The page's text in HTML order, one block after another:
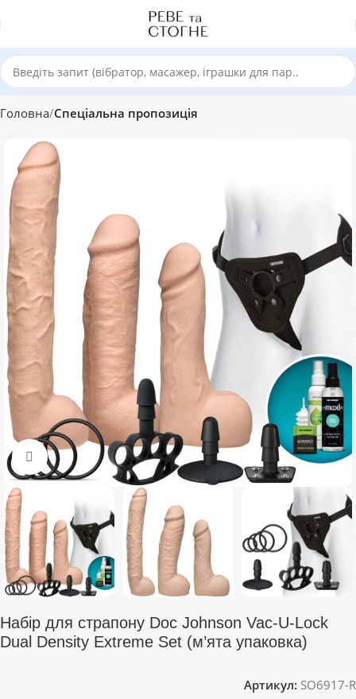
Головна Спеціальна пропозиція
Click to enlarge
Набір для страпону Doc Johnson Vac-U-Lock
Dual Density Extreme Set (м’ята упаковка)
Артикул: SO6917-R